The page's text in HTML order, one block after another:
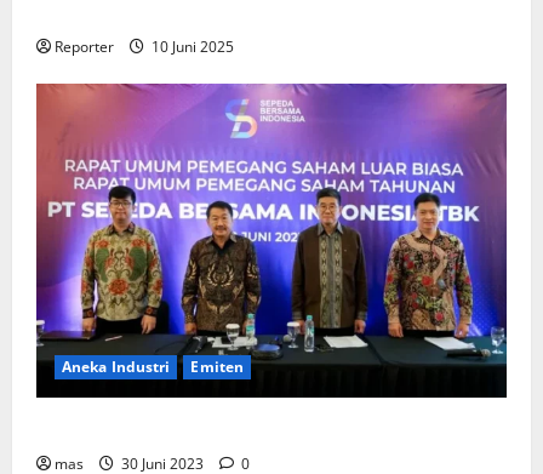
Reporter 10 Juni 2025
Aneka Industri Emiten
mas 30 Juni 2023 0